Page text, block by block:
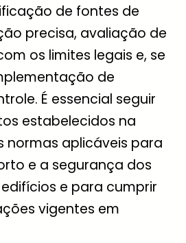
de fontes de
precisa, avaliação de
os limites legais e, se
de
É essencial seguir
estabelecidos na
normas aplicáveis para
e a segurança dos
e para cumprir
vigentes em